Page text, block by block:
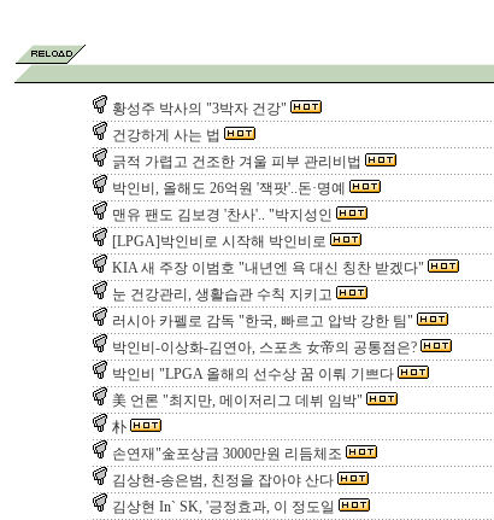
황성주 박사의 "3박자 건강"
건강하게 사는 법
긁적 가렵고 건조한 겨울 피부 관리비법
박인비, 올해도 26억원 '잭팟'..돈·명예
맨유 팬도 김보경 '찬사'.. "박지성인
[LPGA]박인비로 시작해 박인비로
KIA 새 주장 이범호 "내년엔 욕 대신 칭찬 받겠다"
눈 건강관리, 생활습관 수칙 지키고
러시아 카펠로 감독 "한국, 빠르고 압박 강한 팀"
박인비-이상화-김연아, 스포츠 女帝의 공통점은?
박인비 "LPGA 올해의 선수상 꿈 이뤄 기쁘다
美 언론 "최지만, 메이저리그 데뷔 임박"
朴
손연재"金포상금 3000만원 리듬체조
김상현-송은범, 친정을 잡아야 산다
김상현 In` SK, '긍정효과, 이 정도일